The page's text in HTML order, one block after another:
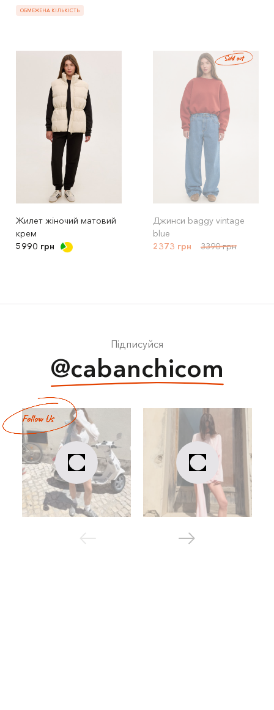
ОБМЕЖЕНА КІЛЬКІСТЬ
Жилет жіночий матовий
крем
5990 грн
Джинси baggy vintage
blue
2373 грн
3390 грн
Sold out
Підписуйся
@cabanchicom